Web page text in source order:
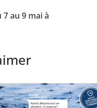
au 9 mai à